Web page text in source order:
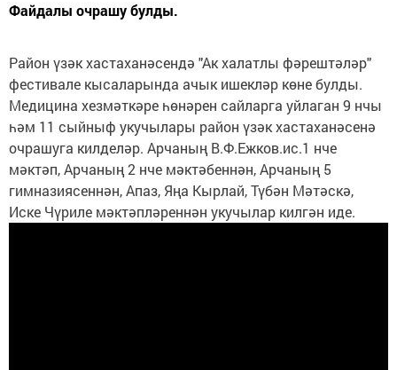
Файдалы очрашу булды.
Район үзәк хастаханәсендә "Ак халатлы фәрештәләр"
фестивале кысаларында ачык ишекләр көне булды.
Медицина хезмәткәре һөнәрен сайларга уйлаган 9 нчы
һәм 11 сыйныф укучылары район үзәк хастаханәсенә
очрашуга килделәр. Арчаның В.Ф.Ежков.ис.1 нче
мәктәп, Арчаның 2 нче мәктәбеннән, Арчаның 5
гимназиясеннән, Апаз, Яңа Кырлай, Түбән Мәтәскә,
Иске Чүриле мәктәпләреннән укучылар килгән иде.